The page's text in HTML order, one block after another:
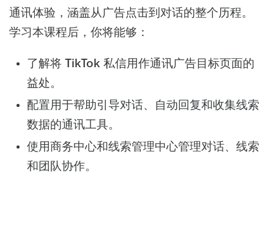
通讯体验，涵盖从广告点击到对话的整个历程。
学习本课程后，你将能够：
了解将 TikTok 私信用作通讯广告目标页面的
益处。
配置用于帮助引导对话、自动回复和收集线索
数据的通讯工具。
使用商务中心和线索管理中心管理对话、线索
和团队协作。